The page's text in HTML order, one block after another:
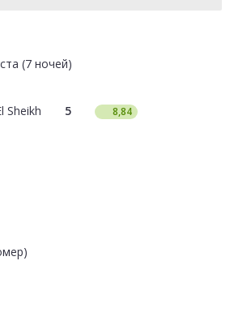
(7 ночей)
Sheikh
5 8,84